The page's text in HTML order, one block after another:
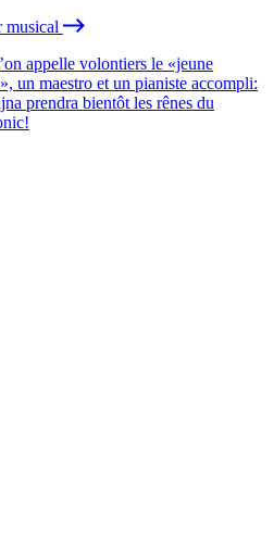
musical
appelle volontiers le «jeune
un maestro et un pianiste accompli:
prendra bientôt les rênes du